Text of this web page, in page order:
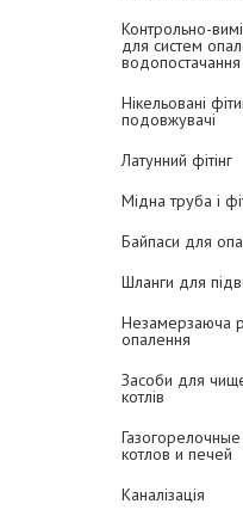
Контрольно-
для систем
водопостачання
Нікельовані
подовжувачі
Латунний фітінг
Мідна труба і
Байпаси для
Шланги для
Незамерзаюча
опалення
Засоби для
котлів
котлов и печей
Каналізація